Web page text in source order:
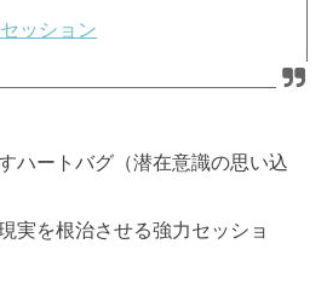
ッション
ハートバグ（潜在意識の思い込
実を根治させる強力セッショ